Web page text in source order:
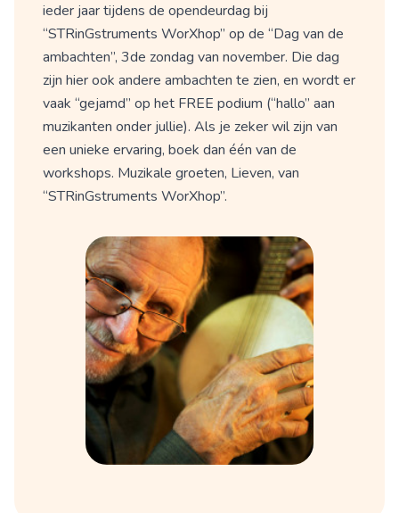
ieder jaar tijdens de opendeurdag bij
“STRinGstruments WorXhop” op de “Dag van de
ambachten”, 3de zondag van november. Die dag
zijn hier ook andere ambachten te zien, en wordt er
vaak “gejamd” op het FREE podium (“hallo” aan
muzikanten onder jullie). Als je zeker wil zijn van
een unieke ervaring, boek dan één van de
workshops. Muzikale groeten, Lieven, van
“STRinGstruments WorXhop”.